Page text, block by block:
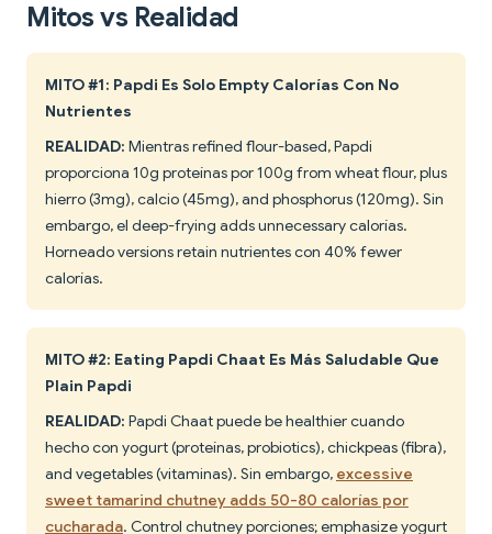
Mitos vs Realidad
MITO #1: Papdi Es Solo Empty Calorías Con No
Nutrientes
REALIDAD: Mientras refined flour-based, Papdi
proporciona 10g proteínas por 100g from wheat flour, plus
hierro (3mg), calcio (45mg), and phosphorus (120mg). Sin
embargo, el deep-frying adds unnecessary calorías.
Horneado versions retain nutrientes con 40% fewer
calorías.
MITO #2: Eating Papdi Chaat Es Más Saludable Que
Plain Papdi
REALIDAD: Papdi Chaat puede be healthier cuando
hecho con yogurt (proteínas, probiotics), chickpeas (fibra),
and vegetables (vitaminas). Sin embargo, excessive
sweet tamarind chutney adds 50-80 calorías por
cucharada. Control chutney porciones; emphasize yogurt